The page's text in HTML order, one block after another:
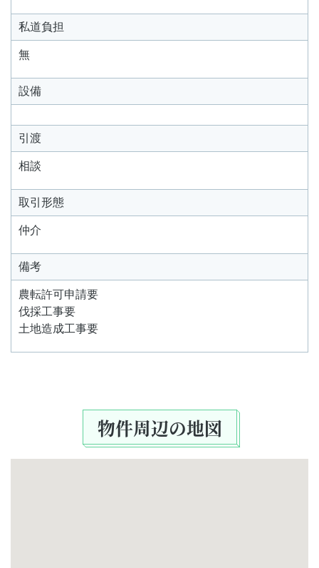
私道負担
無
設備
引渡
相談
取引形態
仲介
備考
農転許可申請要
伐採工事要
土地造成工事要
物件周辺の地図